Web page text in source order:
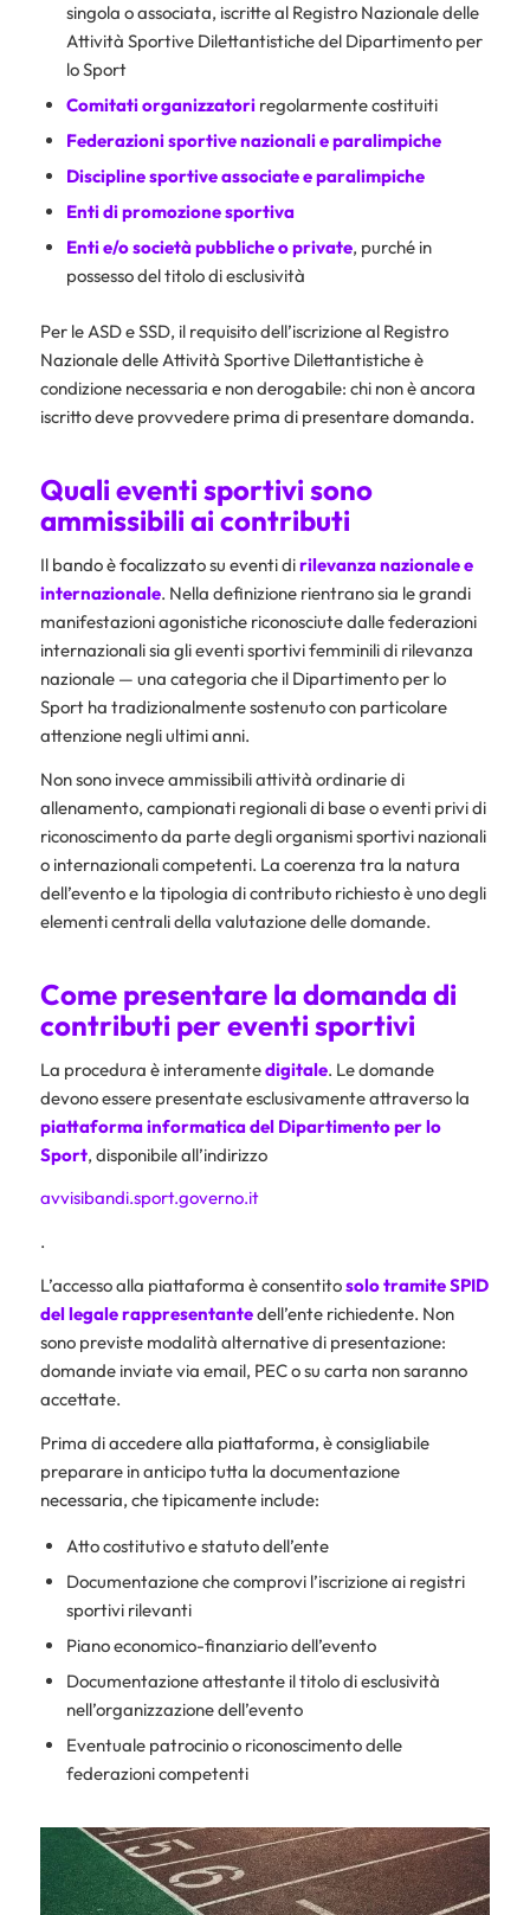
singola o associata, iscritte al Registro Nazionale delle
Attività Sportive Dilettantistiche del Dipartimento per
lo Sport
Comitati organizzatoriregolarmente costituiti
Federazioni sportive nazionali e paralimpiche
Discipline sportive associate e paralimpiche
Enti di promozione sportiva
Enti e/o società pubbliche o private, purché in
possesso del titolo di esclusività
Per le ASD e SSD, il requisito dell’iscrizione al Registro
Nazionale delle Attività Sportive Dilettantistiche è
condizione necessaria e non derogabile: chi non è ancora
iscritto deve provvedere prima di presentare domanda.
Quali eventi sportivi sono
ammissibili ai contributi
Il bando è focalizzato su eventi dirilevanza nazionale e
internazionale. Nella definizione rientrano sia le grandi
manifestazioni agonistiche riconosciute dalle federazioni
internazionali sia gli eventi sportivi femminili di rilevanza
nazionale — una categoria che il Dipartimento per lo
Sport ha tradizionalmente sostenuto con particolare
attenzione negli ultimi anni.
Non sono invece ammissibili attività ordinarie di
allenamento, campionati regionali di base o eventi privi di
riconoscimento da parte degli organismi sportivi nazionali
o internazionali competenti. La coerenza tra la natura
dell’evento e la tipologia di contributo richiesto è uno degli
elementi centrali della valutazione delle domande.
Come presentare la domanda di
contributi per eventi sportivi
La procedura è interamentedigitale. Le domande
devono essere presentate esclusivamente attraverso la
piattaforma informatica del Dipartimento per lo
Sport, disponibile all’indirizzo
avvisibandi.sport.governo.it
.
L’accesso alla piattaforma è consentitosolo tramite SPID
del legale rappresentantedell’ente richiedente. Non
sono previste modalità alternative di presentazione:
domande inviate via email, PEC o su carta non saranno
accettate.
Prima di accedere alla piattaforma, è consigliabile
preparare in anticipo tutta la documentazione
necessaria, che tipicamente include:
Atto costitutivo e statuto dell’ente
Documentazione che comprovi l’iscrizione ai registri
sportivi rilevanti
Piano economico-finanziario dell’evento
Documentazione attestante il titolo di esclusività
nell’organizzazione dell’evento
Eventuale patrocinio o riconoscimento delle
federazioni competenti